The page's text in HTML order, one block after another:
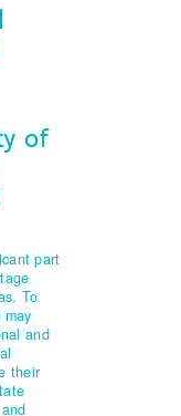
of
part
To
and
their